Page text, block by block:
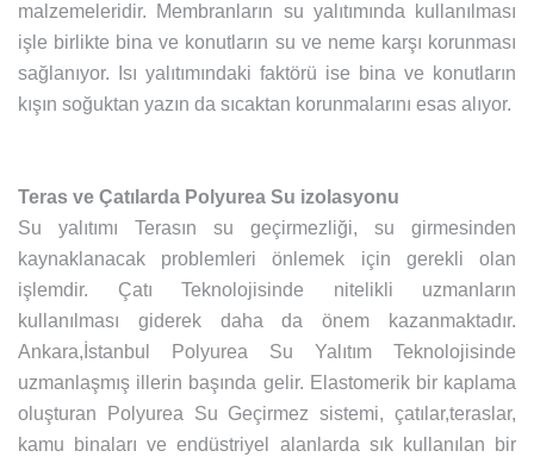
malzemeleridir. Membranların su yalıtımında kullanılması
işle birlikte bina ve konutların su ve neme karşı korunması
sağlanıyor. Isı yalıtımındaki faktörü ise bina ve konutların
kışın soğuktan yazın da sıcaktan korunmalarını esas alıyor.
Teras ve Çatılarda Polyurea Su izolasyonu
Su yalıtımı Terasın su geçirmezliği, su girmesinden
kaynaklanacak problemleri önlemek için gerekli olan
işlemdir. Çatı Teknolojisinde nitelikli uzmanların
kullanılması giderek daha da önem kazanmaktadır.
Ankara,İstanbul Polyurea Su Yalıtım Teknolojisinde
uzmanlaşmış illerin başında gelir. Elastomerik bir kaplama
oluşturan Polyurea Su Geçirmez sistemi, çatılar,teraslar,
kamu binaları ve endüstriyel alanlarda sık kullanılan bir